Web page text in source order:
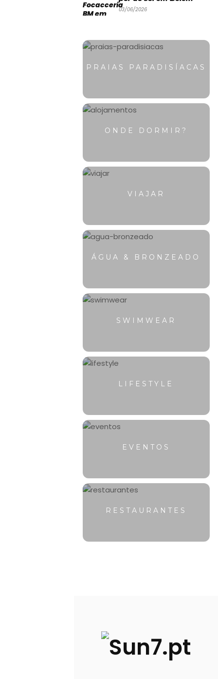
03/06/2026
PRAIAS PARADISÍACAS
ONDE DORMIR?
VIAJAR
ÁGUA & BRONZEADO
SWIMWEAR
LIFESTYLE
EVENTOS
RESTAURANTES